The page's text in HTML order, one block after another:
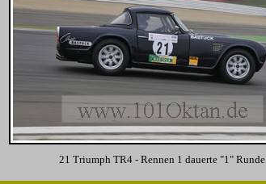
21 Triumph TR4 - Rennen 1 dauerte "1" Runde